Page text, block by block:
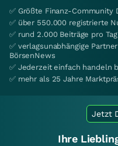
✅ Größte Finanz-Community
✅ über 550.000 registrierte
✅ rund 2.000 Beiträge pro Tag
✅ verlagsunabhängige
BörsenNews
✅ Jederzeit einfach handeln
✅ mehr als 25 Jahre
Jetzt
Ihre